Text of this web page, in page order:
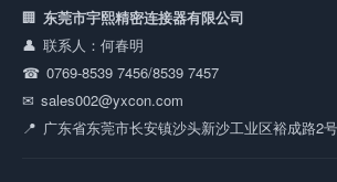
东莞市宇熙精密连接器有限公司
联系人：何春明
0769-8539 7456/8539 7457
sales002@yxcon.com
广东省东莞市长安镇沙头新沙工业区裕成路2号